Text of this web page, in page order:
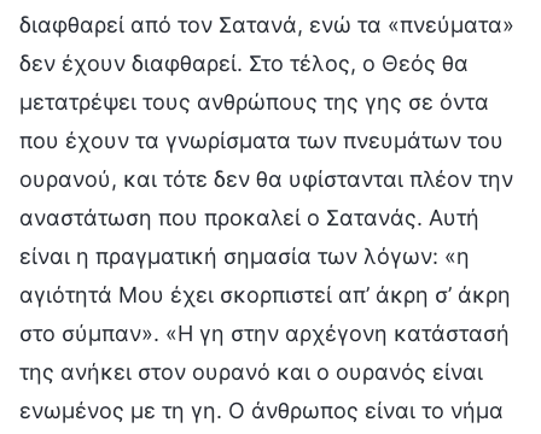
διαφθαρεί από τον Σατανά, ενώ τα «πνεύματα»
δεν έχουν διαφθαρεί. Στο τέλος, ο Θεός θα
μετατρέψει τους ανθρώπους της γης σε όντα
που έχουν τα γνωρίσματα των πνευμάτων του
ουρανού, και τότε δεν θα υφίστανται πλέον την
αναστάτωση που προκαλεί ο Σατανάς. Αυτή
είναι η πραγματική σημασία των λόγων: «η
αγιότητά Μου έχει σκορπιστεί απ’ άκρη σ’ άκρη
στο σύμπαν». «Η γη στην αρχέγονη κατάστασή
της ανήκει στον ουρανό και ο ουρανός είναι
ενωμένος με τη γη. Ο άνθρωπος είναι το νήμα